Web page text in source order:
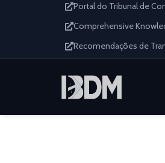
Portal do Tribunal de
Comprehensive
Recomendações de